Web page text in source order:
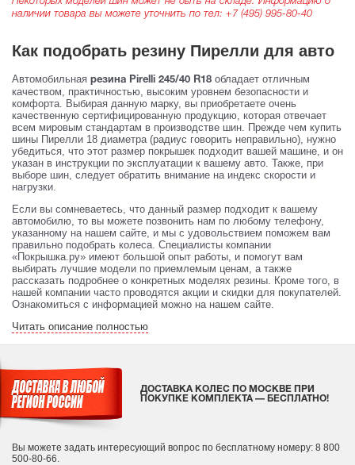
наличии товара вы можете уточнить по тел: +7 (495) 995-80-40
Как подобрать резину Пирелли для авто
Автомобильная резина Pirelli 245/40 R18 обладает отличным
качеством, практичностью, высоким уровнем безопасности и
комфорта. Выбирая данную марку, вы приобретаете очень
качественную сертифицированную продукцию, которая отвечает
всем мировым стандартам в производстве шин. Прежде чем купить
шины Пирелли 18 диаметра (радиус говорить неправильно), нужно
убедиться, что этот размер покрышек подходит вашей машине, и он
указан в инструкции по эксплуатации к вашему авто. Также, при
выборе шин, следует обратить внимание на индекс скорости и
нагрузки.
Если вы сомневаетесь, что данный размер подходит к вашему
автомобилю, то вы можете позвонить нам по любому телефону,
указанному на нашем сайте, и мы с удовольствием поможем вам
правильно подобрать колеса. Специалисты компании
«Покрышка.ру» имеют большой опыт работы, и помогут вам
выбирать лучшие модели по приемлемым ценам, а также
рассказать подробнее о конкретных моделях резины. Кроме того, в
нашей компании часто проводятся акции и скидки для покупателей.
Ознакомиться с информацией можно на нашем сайте.
Читать описание полностью
ДОСТАВКА КОЛЕС ПО МОСКВЕ ПРИ
ПОКУПКЕ КОМПЛЕКТА — БЕСПЛАТНО!
Вы можете задать интересующий вопрос по бесплатному номеру: 8 800
500-80-66.